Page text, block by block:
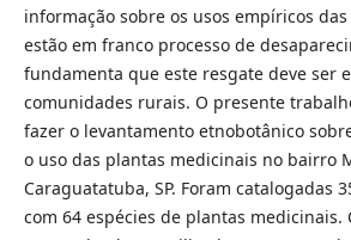
informação sobre os usos empíricos
estão em franco processo de
fundamenta que este resgate deve ser
comunidades rurais. O presente
fazer o levantamento etnobotânico
o uso das plantas medicinais no bairro
Caraguatatuba, SP. Foram catalogadas
com 64 espécies de plantas medicinais.